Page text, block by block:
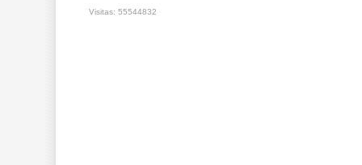
Visitas: 55544832